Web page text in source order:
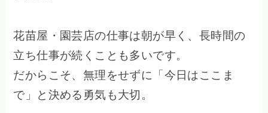
花苗屋・園芸店の仕事は朝が早く、長時間の
立ち仕事が続くことも多いです。
だからこそ、無理をせずに「今日はここま
で」と決める勇気も大切。